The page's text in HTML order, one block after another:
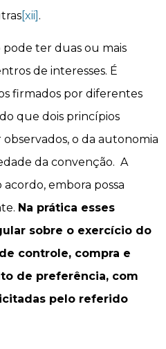
[xii] .
ter duas ou mais
de interesses. É
firmados por diferentes
que dois princípios
o da autonomia
da convenção. A
embora possa
Na prática esses
sobre o exercício do
controle, compra e
de preferência, com
pelo referido